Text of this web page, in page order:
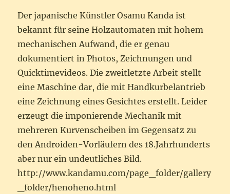
Der japanische Künstler Osamu Kanda ist
bekannt für seine Holzautomaten mit hohem
mechanischen Aufwand, die er genau
dokumentiert in Photos, Zeichnungen und
Quicktimevideos. Die zweitletzte Arbeit stellt
eine Maschine dar, die mit Handkurbelantrieb
eine Zeichnung eines Gesichtes erstellt. Leider
erzeugt die imponierende Mechanik mit
mehreren Kurvenscheiben im Gegensatz zu
den Androiden-Vorläufern des 18.Jahrhunderts
aber nur ein undeutliches Bild.
http://www.kandamu.com/page_folder/gallery
_folder/henoheno.html